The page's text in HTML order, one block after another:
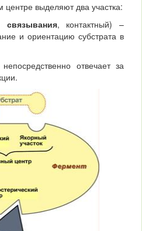
центре выделяют два участка:
связывания, контактный) –
и ориентацию субстрата в
отвечает за